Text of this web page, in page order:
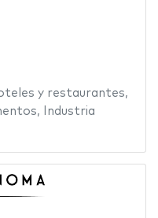
y restaurantes,
,
Industria